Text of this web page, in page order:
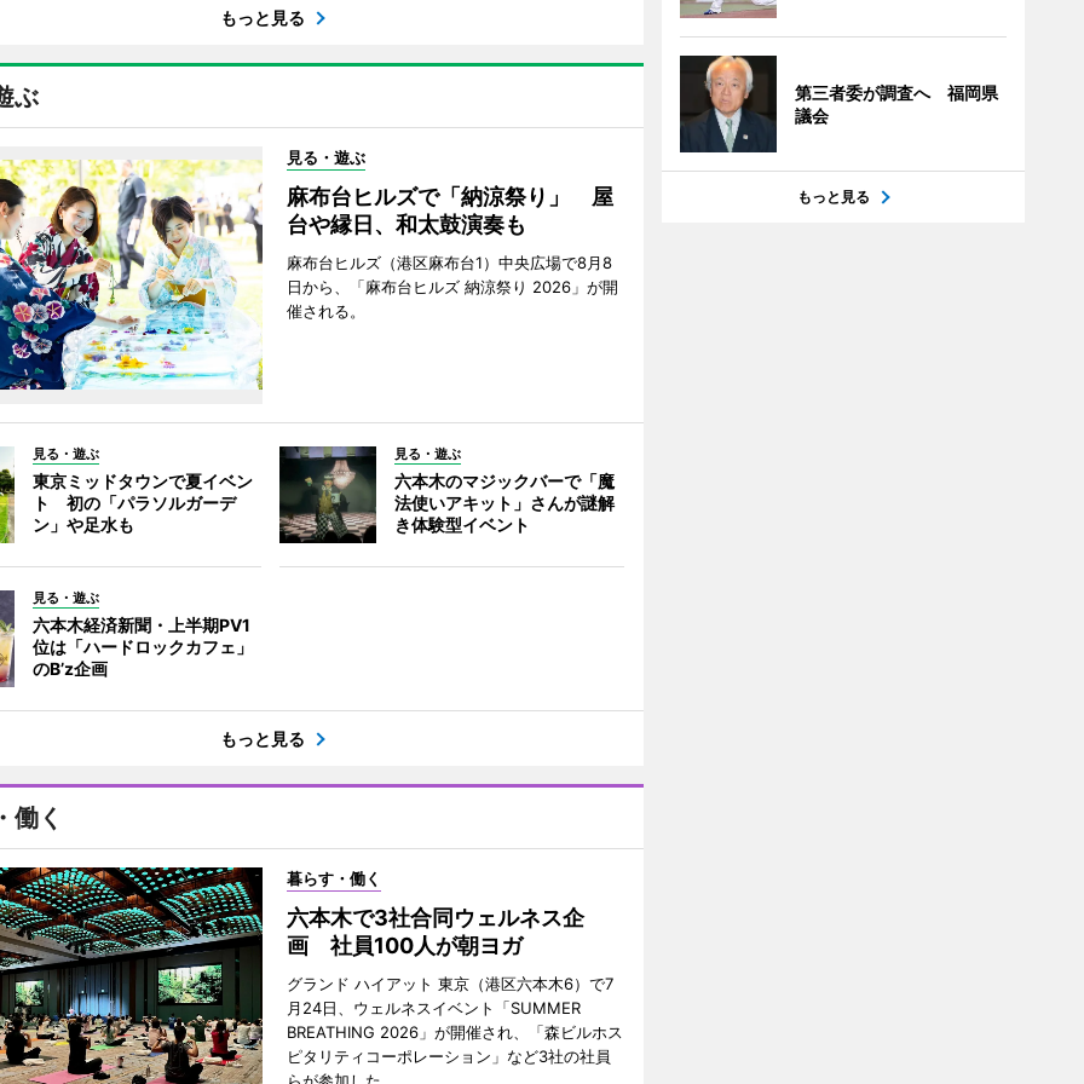
もっと見る
ぶ
見る・遊ぶ
麻布台ヒルズで「納涼祭り」 屋
台や縁日、和太鼓演奏も
麻布台ヒルズ（港区麻布台1）中央広場で8月8
日から、「麻布台ヒルズ 納涼祭り 2026」が開
催される。
見る・遊ぶ
東京ミッドタウンで夏イベン
ト 初の「パラソルガーデ
ン」や足水も
見る・遊ぶ
六本木のマジックバーで「魔
法使いアキット」さんが謎解
き体験型イベント
見る・遊ぶ
六本木経済新聞・上半期PV1
位は「ハードロックカフェ」
のB’z企画
もっと見る
働く
暮らす・働く
六本木で3社合同ウェルネス企
画 社員100人が朝ヨガ
グランド ハイアット 東京（港区六本木6）で7
月24日、ウェルネスイベント「SUMMER
BREATHING 2026」が開催され、「森ビルホス
ピタリティコーポレーション」など3社の社員
第三者委が調査へ 福岡県
議会
もっと見る